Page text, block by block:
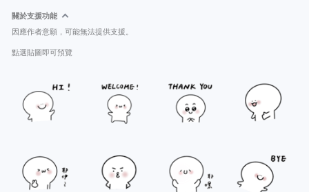
關於支援功能
因應作者意願，可能無法提供支援。
點選貼圖即可預覽